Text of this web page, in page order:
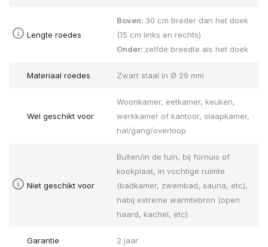
Lengte roedes
Boven: 30 cm breder dan het doek
(15 cm links en rechts)
Onder: zelfde breedte als het doek
Materiaal roedes Zwart staal in Ø 29 mm
Wel geschikt voor
Woonkamer, eetkamer, keuken,
werkkamer of kantoor, slaapkamer,
hal/gang/overloop
Niet geschikt voor
Buiten/in de tuin, bij fornuis of
kookplaat, in vochtige ruimte
(badkamer, zwembad, sauna, etc),
nabij extreme warmtebron (open
haard, kachel, etc)
Garantie 2 jaar